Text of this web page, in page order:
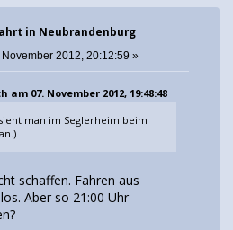
in Neubrandenburg
November 2012, 20:12:59 »
07. November 2012, 19:48:48
man im Seglerheim beim
schaffen. Fahren aus
Aber so 21:00 Uhr